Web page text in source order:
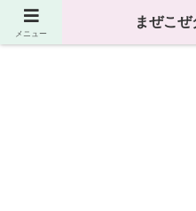
まぜこぜ
メニュー
まぜこ